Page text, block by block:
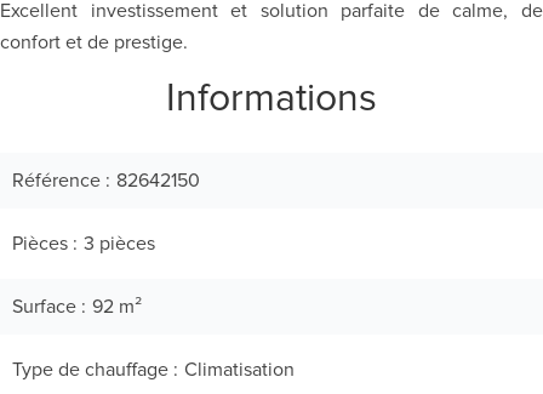
Excellent investissement et solution parfaite de calme, de
confort et de prestige.
Informations
Référence 82642150
Pièces 3 pièces
Surface 92 m²
Type de chauffage Climatisation